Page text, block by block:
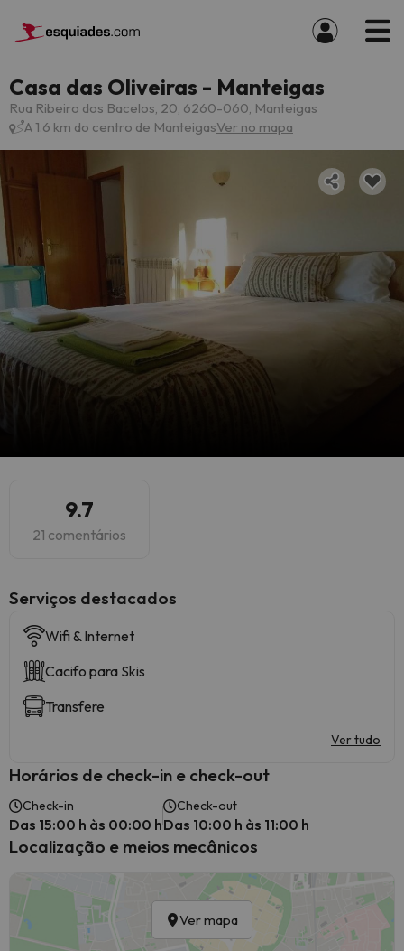
Casa das Oliveiras - Manteigas
Rua Ribeiro dos Bacelos, 20, 6260-060, Manteigas
A 1.6 km do centro de ManteigasVer no mapa
9.7
21 comentários
Serviços destacados
Wifi & Internet
Cacifo para Skis
Transfere
Ver tudo
Horários de check-in e check-out
Check-in
Das 15:00 h às 00:00 h
Check-out
Das 10:00 h às 11:00 h
Localização e meios mecânicos
Ver mapa